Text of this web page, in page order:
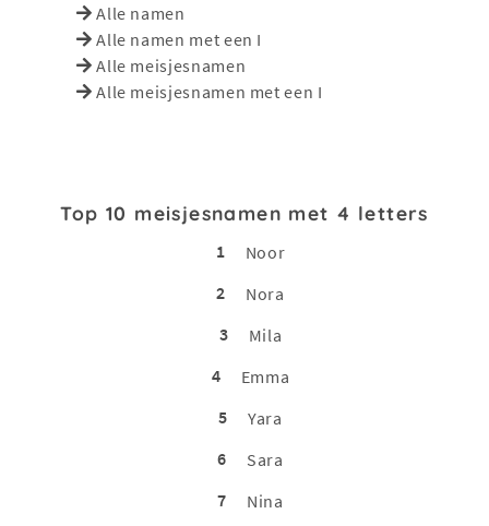
Alle namen
Alle namen met een I
Alle meisjesnamen
Alle meisjesnamen met een I
Top 10 meisjesnamen met 4 letters
1
Noor
2
Nora
3
Mila
4
Emma
5
Yara
6
Sara
7
Nina